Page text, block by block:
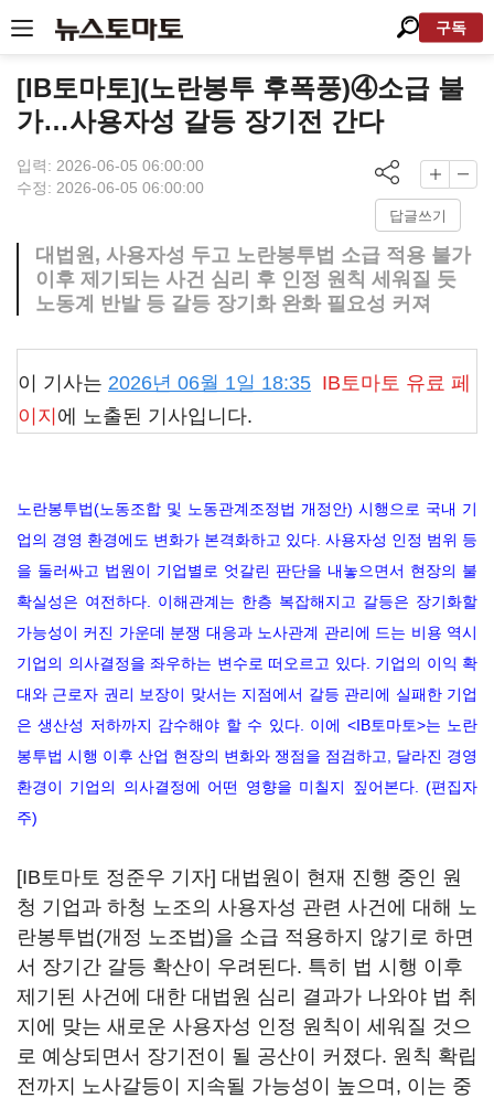
구독
[IB토마토](노란봉투 후폭풍)④소급 불
가…사용자성 갈등 장기전 간다
입력: 2026-06-05 06:00:00
수정: 2026-06-05 06:00:00
답글쓰기
대법원, 사용자성 두고 노란봉투법 소급 적용 불가
이후 제기되는 사건 심리 후 인정 원칙 세워질 듯
노동계 반발 등 갈등 장기화 완화 필요성 커져
이 기사는 2026년 06월 1일 18:35 IB토마토 유료 페
이지 에 노출된 기사입니다.
노란봉투법(노동조합 및 노동관계조정법 개정안) 시행으로 국내 기
업의 경영 환경에도 변화가 본격화하고 있다. 사용자성 인정 범위 등
을 둘러싸고 법원이 기업별로 엇갈린 판단을 내놓으면서 현장의 불
확실성은 여전하다. 이해관계는 한층 복잡해지고 갈등은 장기화할
가능성이 커진 가운데 분쟁 대응과 노사관계 관리에 드는 비용 역시
기업의 의사결정을 좌우하는 변수로 떠오르고 있다. 기업의 이익 확
대와 근로자 권리 보장이 맞서는 지점에서 갈등 관리에 실패한 기업
은 생산성 저하까지 감수해야 할 수 있다. 이에 <IB토마토>는 노란
봉투법 시행 이후 산업 현장의 변화와 쟁점을 점검하고, 달라진 경영
환경이 기업의 의사결정에 어떤 영향을 미칠지 짚어본다. (편집자
주)
[IB토마토 정준우 기자] 대법원이 현재 진행 중인 원
청 기업과 하청 노조의 사용자성 관련 사건에 대해 노
란봉투법(개정 노조법)을 소급 적용하지 않기로 하면
서 장기간 갈등 확산이 우려된다. 특히 법 시행 이후
제기된 사건에 대한 대법원 심리 결과가 나와야 법 취
지에 맞는 새로운 사용자성 인정 원칙이 세워질 것으
로 예상되면서 장기전이 될 공산이 커졌다. 원칙 확립
전까지 노사갈등이 지속될 가능성이 높으며, 이는 중